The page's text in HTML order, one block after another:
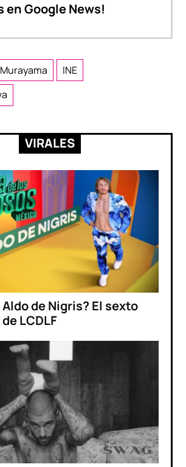
en Google News!
INE
VIRALES
de Nigris? El sexto
LCDLF